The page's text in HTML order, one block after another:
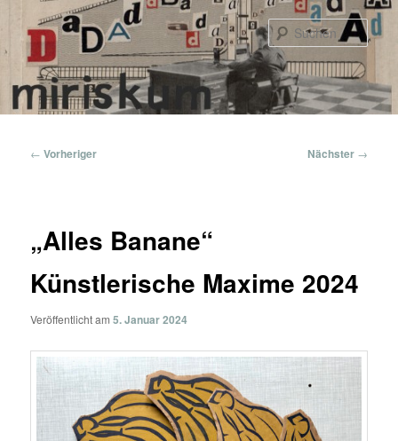
primären
Inhalt
springen
Beitragsnavigation
← Vorheriger Nächster →
„Alles Banane“
Künstlerische Maxime 2024
Veröffentlicht am5. Januar 2024